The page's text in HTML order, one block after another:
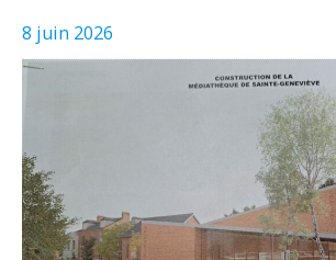
8 juin 2026